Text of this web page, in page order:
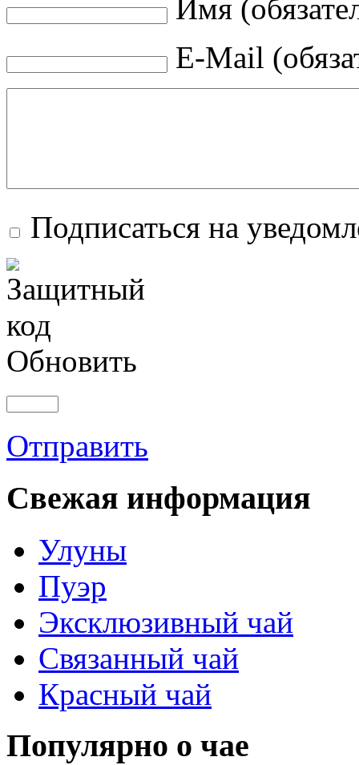
Имя
E-Mail
Подписаться на
Обновить
Отправить
Свежая информация
Улуны
Пуэр
Эксклюзивный чай
Связанный чай
Красный чай
Популярно о чае